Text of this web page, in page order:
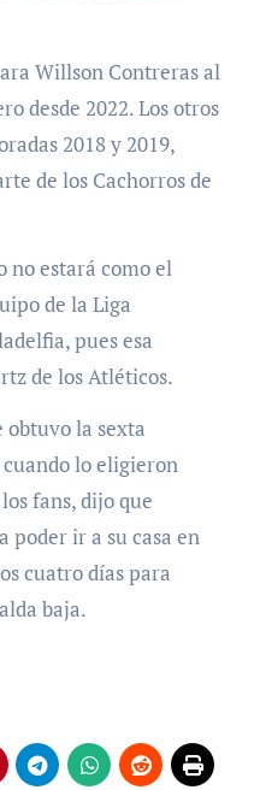
Willson Contreras al
desde 2022. Los otros
2018 y 2019,
de los Cachorros de
no estará como el
de la Liga
pues esa
de los Atléticos.
obtuvo la sexta
lo eligieron
fans, dijo que
poder ir a su casa en
cuatro días para
baja.